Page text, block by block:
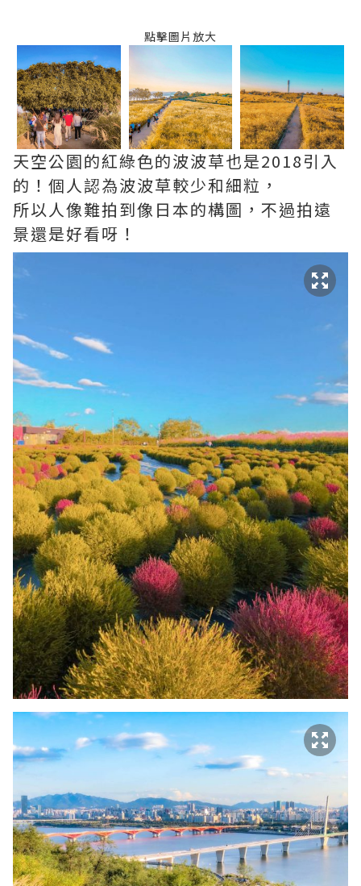
點擊圖片放大
天空公園的紅綠色的波波草也是2018引入
的！個人認為波波草較少和細粒，
所以人像難拍到像日本的構圖，不過拍遠
景還是好看呀！